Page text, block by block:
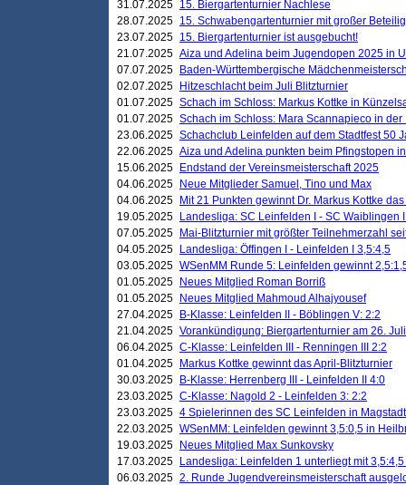
31.07.2025 15. Biergartenturnier Nachlese
28.07.2025 15. Schwabengartenturnier mit großer
23.07.2025 15. Biergartenturnier ist ausgebucht!
21.07.2025 Aiza und Adelina beim Jugendopen 2025 in
07.07.2025
Baden-Württembergische
02.07.2025
Hitzeschlacht beim Juli Blitzturnier
01.07.2025 Schach im Schloss: Markus Kottke in
01.07.2025 Schach im Schloss: Mara Scannapieco in der
23.06.2025 Schachclub Leinfelden auf dem Stadtfest 50
22.06.2025 Aiza und Adelina punkten beim Pfingstopen
15.06.2025
Endstand der Vereinsmeisterschaft 2025
04.06.2025
Neue Mitglieder Samuel, Tino und Max
04.06.2025
Mit 21 Punkten gewinnt Dr. Markus Kottke
19.05.2025
Landesliga: SC Leinfelden I - SC Waiblingen
07.05.2025
Mai-Blitzturnier mit größter Teilnehmerzahl
04.05.2025
Landesliga: Öffingen I - Leinfelden I 3,5:4,5
03.05.2025 WSenMM Runde 5: Leinfelden gewinnt
01.05.2025
Neues Mitglied Roman Borriß
01.05.2025
Neues Mitglied Mahmoud Alhajyousef
27.04.2025
B-Klasse: Leinfelden II - Böblingen V: 2:2
21.04.2025 Vorankündigung: Biergartenturnier am 26. Juli
06.04.2025 C-Klasse: Leinfelden III - Renningen III 2:2
01.04.2025
Markus Kottke gewinnt das April-Blitzturnier
30.03.2025
B-Klasse: Herrenberg III - Leinfelden II 4:0
23.03.2025 C-Klasse: Nagold 2 - Leinfelden 3: 2:2
23.03.2025 4 Spielerinnen des SC Leinfelden in Magstadt
22.03.2025 WSenMM: Leinfelden gewinnt 3,5:0,5 in
19.03.2025
Neues Mitglied Max Sunkovsky
17.03.2025
Landesliga: Leinfelden 1 unterliegt mit
06.03.2025 2. Runde Jugendvereinsmeisterschaft